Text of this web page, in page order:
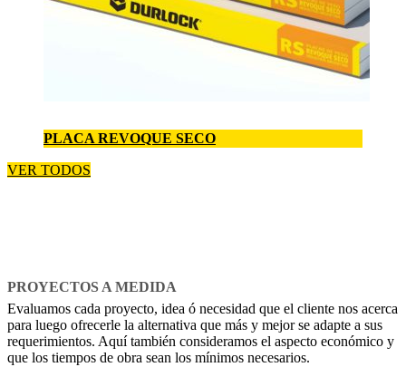
PLACA REVOQUE SECO
VER TODOS
PROYECTOS A MEDIDA
Evaluamos cada proyecto, idea ó necesidad que el cliente nos acerca
para luego ofrecerle la alternativa que más y mejor se adapte a sus
requerimientos. Aquí también consideramos el aspecto económico y
que los tiempos de obra sean los mínimos necesarios.